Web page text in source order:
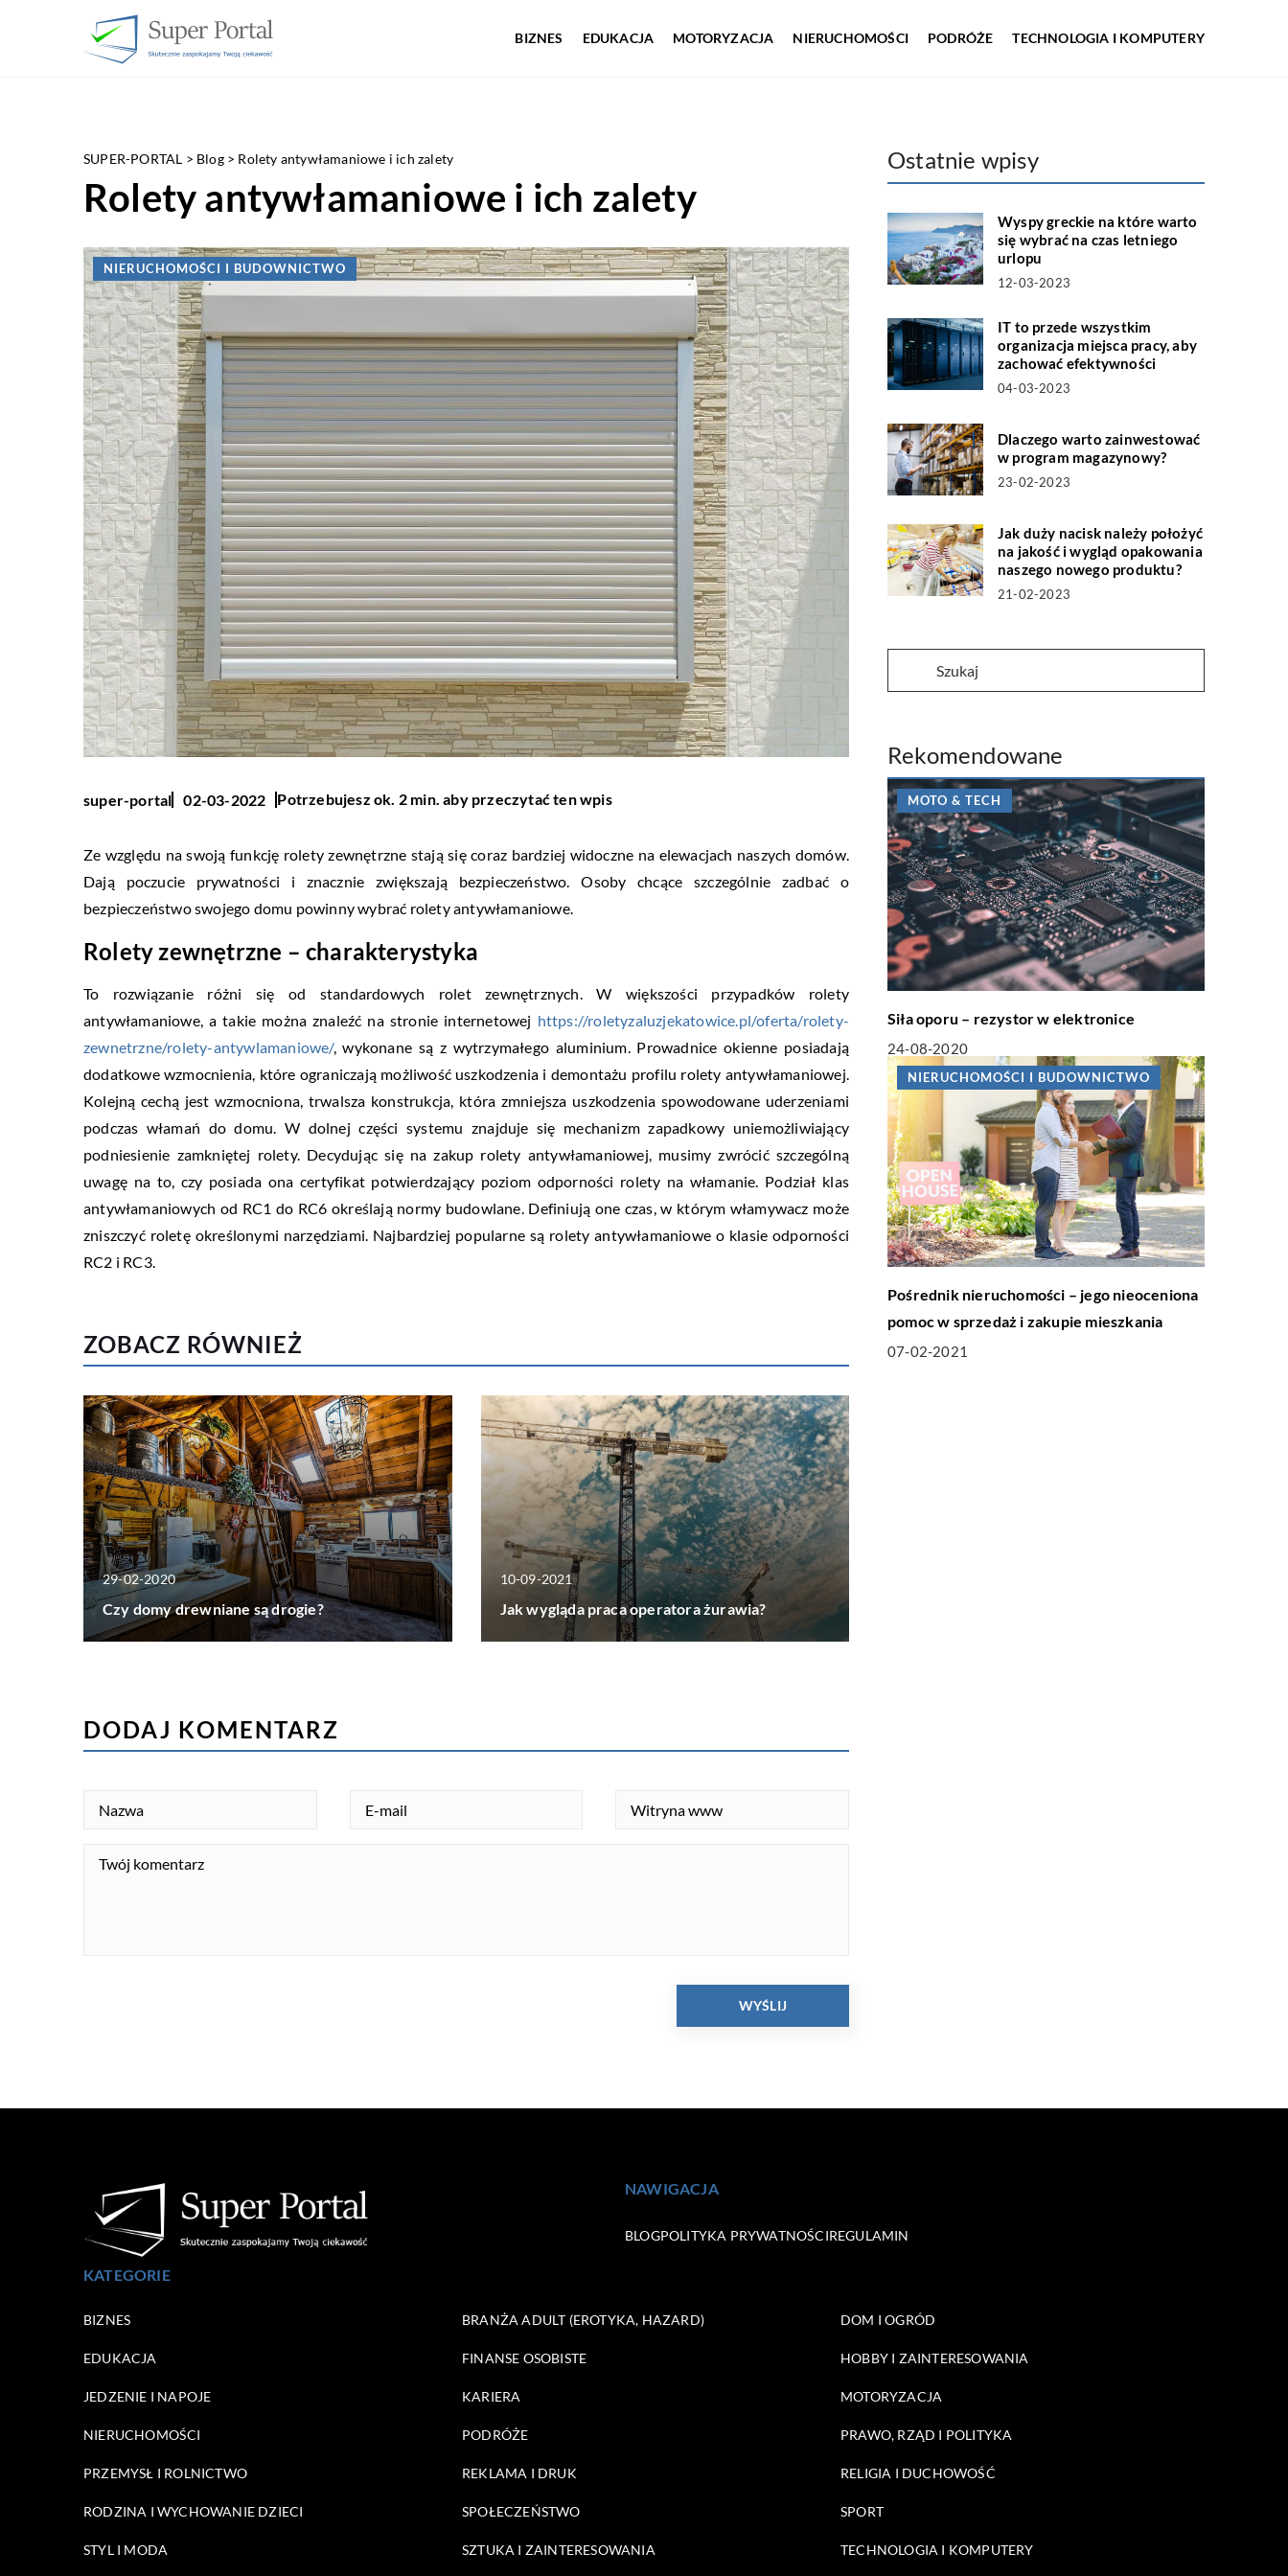
BIZNES EDUKACJA MOTORYZACJA NIERUCHOMOŚCI PODRÓŻE TECHNOLOGIA I KOMPUTERY
SUPER-PORTAL > Blog> Rolety antywłamaniowe i ich zalety
Rolety antywłamaniowe i ich zalety
NIERUCHOMOŚCI I BUDOWNICTWO
super-portal 02-03-2022 Potrzebujesz ok. 2 min. aby przeczytać ten wpis
Ze względu na swoją funkcję rolety zewnętrzne stają się coraz bardziej widoczne na elewacjach naszych domów.
Dają poczucie prywatności i znacznie zwiększają bezpieczeństwo. Osoby chcące szczególnie zadbać o
bezpieczeństwo swojego domu powinny wybrać rolety antywłamaniowe.
Rolety zewnętrzne – charakterystyka
To rozwiązanie różni się od standardowych rolet zewnętrznych. W większości przypadków rolety
antywłamaniowe, a takie można znaleźć na stronie internetowej https://roletyzaluzjekatowice.pl/oferta/rolety-
zewnetrzne/rolety-antywlamaniowe/, wykonane są z wytrzymałego aluminium. Prowadnice okienne posiadają
dodatkowe wzmocnienia, które ograniczają możliwość uszkodzenia i demontażu profilu rolety antywłamaniowej.
Kolejną cechą jest wzmocniona, trwalsza konstrukcja, która zmniejsza uszkodzenia spowodowane uderzeniami
podczas włamań do domu. W dolnej części systemu znajduje się mechanizm zapadkowy uniemożliwiający
podniesienie zamkniętej rolety. Decydując się na zakup rolety antywłamaniowej, musimy zwrócić szczególną
uwagę na to, czy posiada ona certyfikat potwierdzający poziom odporności rolety na włamanie. Podział klas
antywłamaniowych od RC1 do RC6 określają normy budowlane. Definiują one czas, w którym włamywacz może
zniszczyć roletę określonymi narzędziami. Najbardziej popularne są rolety antywłamaniowe o klasie odporności
RC2 i RC3.
ZOBACZ RÓWNIEŻ
29-02-2020
Czy domy drewniane są drogie?
10-09-2021
Jak wygląda praca operatora żurawia?
Ostatnie wpisy
Wyspy greckie na które warto
się wybrać na czas letniego
urlopu
12-03-2023
IT to przede wszystkim
organizacja miejsca pracy, aby
zachować efektywności
04-03-2023
Dlaczego warto zainwestować
w program magazynowy?
23-02-2023
Jak duży nacisk należy położyć
na jakość i wygląd opakowania
naszego nowego produktu?
21-02-2023
Rekomendowane
MOTO & TECH
Siła oporu – rezystor w elektronice
24-08-2020
NIERUCHOMOŚCI I BUDOWNICTWO
Pośrednik nieruchomości – jego nieoceniona
pomoc w sprzedaż i zakupie mieszkania
07-02-2021
DODAJ KOMENTARZ
NAWIGACJA
BLOGPOLITYKA PRYWATNOŚCIREGULAMIN
KATEGORIE
BIZNES BRANŻA ADULT (EROTYKA, HAZARD) DOM I OGRÓD
EDUKACJA FINANSE OSOBISTE HOBBY I ZAINTERESOWANIA
JEDZENIE I NAPOJE KARIERA MOTORYZACJA
NIERUCHOMOŚCI PODRÓŻE PRAWO, RZĄD I POLITYKA
PRZEMYSŁ I ROLNICTWO REKLAMA I DRUK RELIGIA I DUCHOWOŚĆ
RODZINA I WYCHOWANIE DZIECI SPOŁECZEŃSTWO SPORT
STYL I MODA SZTUKA I ZAINTERESOWANIA TECHNOLOGIA I KOMPUTERY